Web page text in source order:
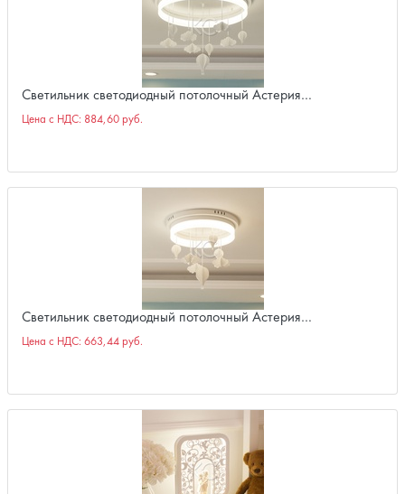
Светильник светодиодный потолочный Астерия…
Цена с НДС: 884,60 руб.
Светильник светодиодный потолочный Астерия…
Цена с НДС: 663,44 руб.